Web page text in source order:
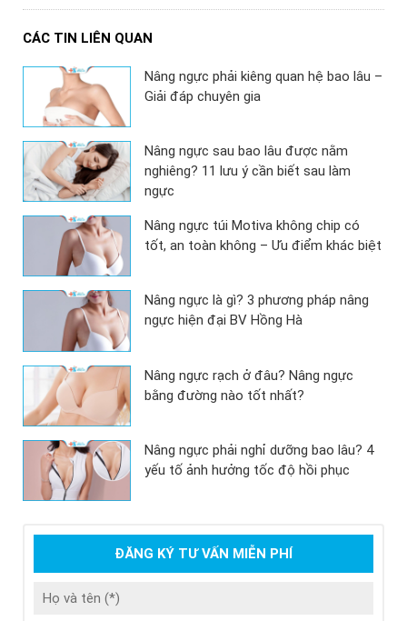
CÁC TIN LIÊN QUAN
Nâng ngực phải kiêng quan hệ bao lâu –
Giải đáp chuyên gia
Nâng ngực sau bao lâu được nằm
nghiêng? 11 lưu ý cần biết sau làm
ngực
Nâng ngực túi Motiva không chip có
tốt, an toàn không – Ưu điểm khác biệt
Nâng ngực là gì? 3 phương pháp nâng
ngực hiện đại BV Hồng Hà
Nâng ngực rạch ở đâu? Nâng ngực
bằng đường nào tốt nhất?
Nâng ngực phải nghỉ dưỡng bao lâu? 4
yếu tố ảnh hưởng tốc độ hồi phục
ĐĂNG KÝ TƯ VẤN MIỄN PHÍ